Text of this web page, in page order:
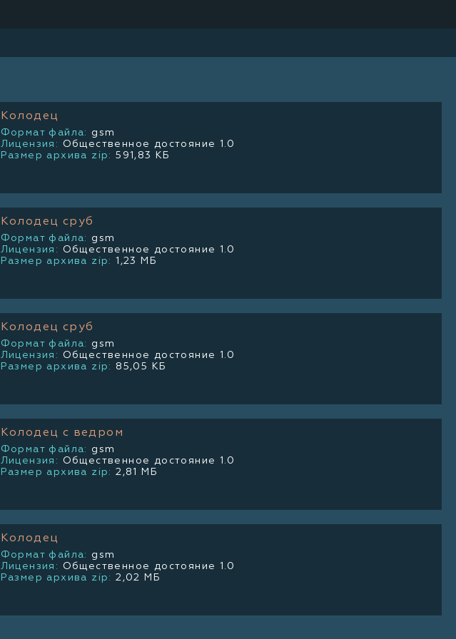
Колодец
Формат файла: gsm
Лицензия: Общественное достояние 1.0
Размер архива zip:591,83 КБ
Колодец сруб
Формат файла: gsm
Лицензия: Общественное достояние 1.0
Размер архива zip: 1,23 МБ
Колодец сруб
Формат файла: gsm
Лицензия: Общественное достояние 1.0
Размер архива zip: 85,05 КБ
Колодец с ведром
Формат файла: gsm
Лицензия: Общественное достояние 1.0
Размер архива zip:2,81 МБ
Колодец
Формат файла: gsm
Лицензия: Общественное достояние 1.0
Размер архива zip:2,02 МБ